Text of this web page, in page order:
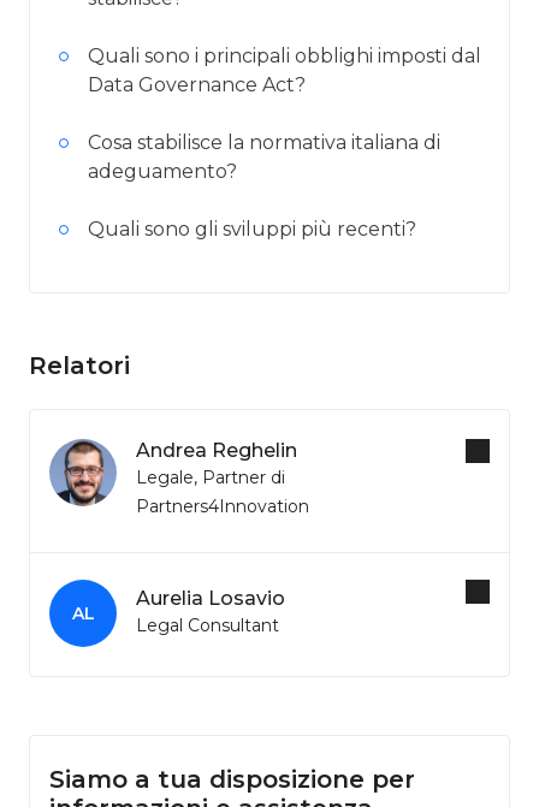
Quali sono i principali obblighi imposti dal
Data Governance Act?
Cosa stabilisce la normativa italiana di
adeguamento?
Quali sono gli sviluppi più recenti?
Relatori
Andrea Reghelin
Legale, Partner di
Partners4Innovation
AL
Aurelia Losavio
Legal Consultant
Siamo a tua disposizione per